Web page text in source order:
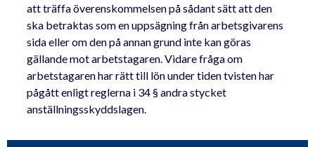
att träffa överenskommelsen på sådant sätt att den
ska betraktas som en uppsägning från arbetsgivarens
sida eller om den på annan grund inte kan göras
gällande mot arbetstagaren. Vidare fråga om
arbetstagaren har rätt till lön under tiden tvisten har
pågått enligt reglerna i 34 § andra stycket
anställningsskyddslagen.